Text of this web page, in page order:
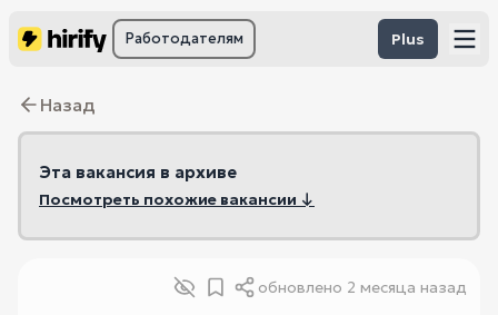
Работодателям Plus
Назад
Эта вакансия в архиве
Посмотреть похожие вакансии ↓
обновлено 2 месяца назад